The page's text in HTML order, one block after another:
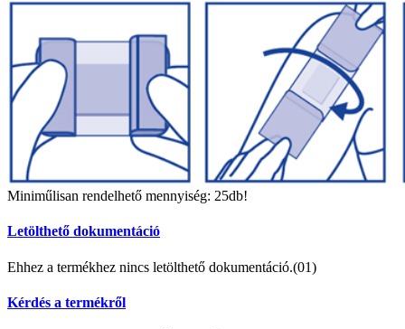
Miniműlisan rendelhető mennyiség: 25db!
Letölthető dokumentáció
Ehhez a termékhez nincs letölthető dokumentáció.(01)
Kérdés a termékről